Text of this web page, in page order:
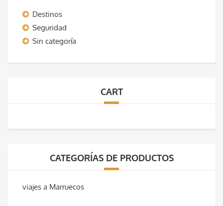
Destinos
Seguridad
Sin categoría
CART
CATEGORÍAS DE PRODUCTOS
viajes a Marruecos